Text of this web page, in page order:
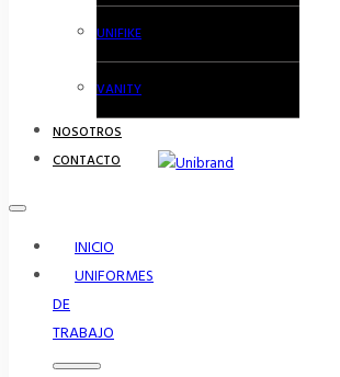
UNIFIKE
VANITY
NOSOTROS
CONTACTO
INICIO
UNIFORMES
DE
TRABAJO